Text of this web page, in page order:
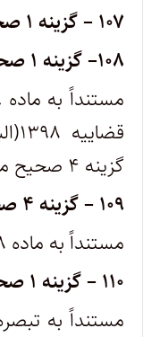
۱۰۷ –گزینه ۱ صحیح است.
۱۰۸–گزینه ۱ صحیح است.
گزینه ۴ صحیح می‌شد.)
۱۰۹ –گزینه ۴ صحیح است.
مستنداً به ماده ۲۱۸ قانون آیین دادرسی کیفری
۱۱۰ –گزینه ۱ صحیح است.